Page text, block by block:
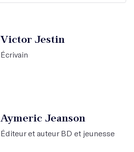
Victor Jestin
Écrivain
Aymeric Jeanson
Éditeur et auteur BD et jeunesse